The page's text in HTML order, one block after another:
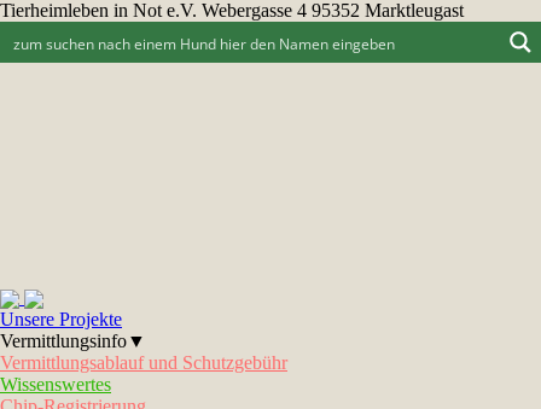
Tierheimleben in Not e.V. Webergasse 4 95352 Marktleugast
Unsere Projekte
Vermittlungsinfo▼
Vermittlungsablauf und Schutzgebühr
Wissenswertes